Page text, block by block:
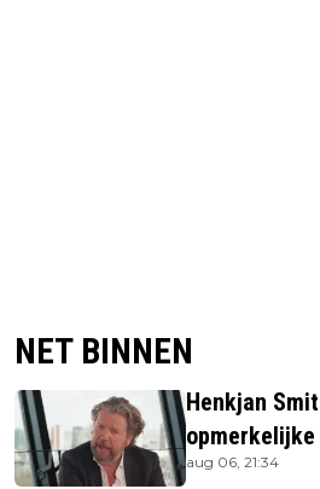
NET BINNEN
Henkjan
Jerney
aug 06, 21:34